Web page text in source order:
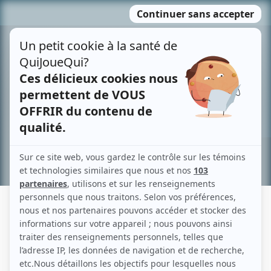
MENU
contenu
Recherche avancée »
JEAN LANIER
Liens
Fiche de Jean Lanier sur Showbizz.net